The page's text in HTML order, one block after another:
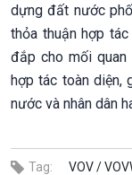
dựng đất nước
thỏa thuận hợp
đắp cho mối
hợp tác toàn diện,
nước và nhân dân
Tag: VOV /